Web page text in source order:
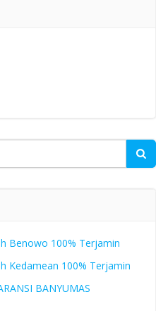
Benowo 100% Terjamin
Kedamean 100% Terjamin
BANYUMAS